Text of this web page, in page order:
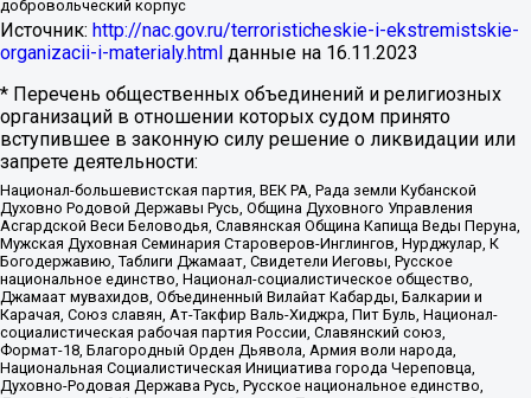
добровольческий корпус
Источник: http://nac.gov.ru/terroristicheskie-i-ekstremistskie-
organizacii-i-materialy.html данные на 16.11.2023
* Перечень общественных объединений и религиозных
организаций в отношении которых судом принято
вступившее в законную силу решение о ликвидации или
запрете деятельности:
Национал-большевистская партия, ВЕК РА, Рада земли Кубанской
Духовно Родовой Державы Русь, Община Духовного Управления
Асгардской Веси Беловодья, Славянская Община Капища Веды Перуна,
Мужская Духовная Семинария Староверов-Инглингов, Нурджулар, К
Богодержавию, Таблиги Джамаат, Свидетели Иеговы, Русское
национальное единство, Национал-социалистическое общество,
Джамаат мувахидов, Объединенный Вилайат Кабарды, Балкарии и
Карачая, Союз славян, Ат-Такфир Валь-Хиджра, Пит Буль, Национал-
социалистическая рабочая партия России, Славянский союз,
Формат-18, Благородный Орден Дьявола, Армия воли народа,
Национальная Социалистическая Инициатива города Череповца,
Духовно-Родовая Держава Русь, Русское национальное единство,